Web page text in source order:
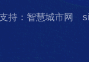
持：智慧城市网